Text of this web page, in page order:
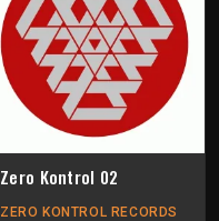
Zero Kontrol 02
ZERO KONTROL RECORDS